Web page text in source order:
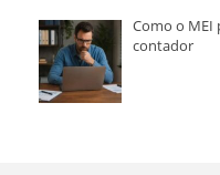
Como o MEI
contador